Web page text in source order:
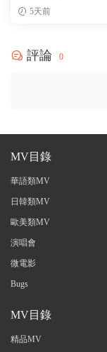
5天前
評論 0
MV目錄
華語類MV
日韓類MV
歐美類MV
演唱會
微電影
Bugs
MV目錄
精品MV